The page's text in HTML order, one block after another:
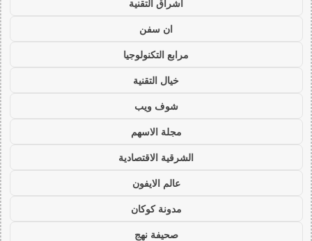
اشراق التقنية
ان سفن
مرابع التكنولوجيا
خيال التقنية
شوف ويب
مجلة الاسهم
الشرقية الاقتصادية
عالم الايفون
مدونة كوكان
صحيفة نهج